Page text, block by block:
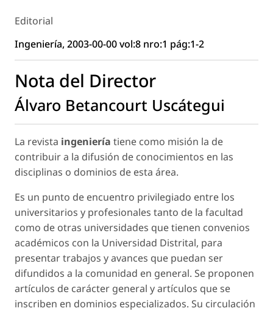
Editorial
Ingeniería, 2003-00-00 vol:8 nro:1 pág:1-2
Nota del Director
Álvaro Betancourt Uscátegui
La revista ingeniería tiene como misión la de
contribuir a la difusión de conocimientos en las
disciplinas o dominios de esta área.
Es un punto de encuentro privilegiado entre los
universitarios y profesionales tanto de la facultad
como de otras universidades que tienen convenios
académicos con la Universidad Distrital, para
presentar trabajos y avances que puedan ser
difundidos a la comunidad en general. Se proponen
artículos de carácter general y artículos que se
inscriben en dominios especializados. Su circulación